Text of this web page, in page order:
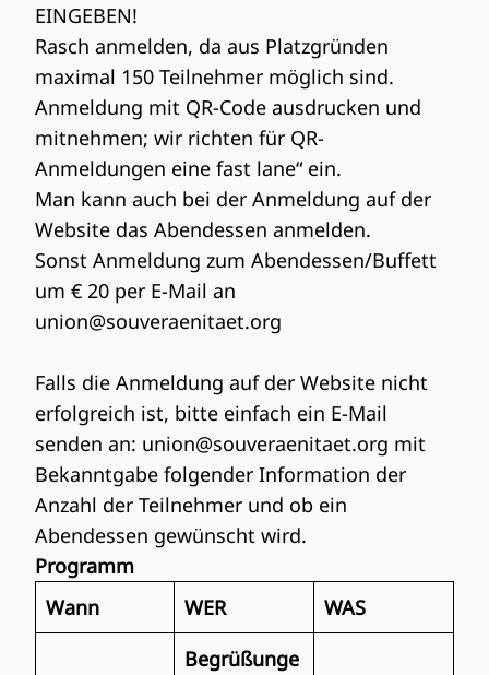
EINGEBEN!
Rasch anmelden, da aus Platzgründen
maximal 150 Teilnehmer möglich sind.
Anmeldung mit QR-Code ausdrucken und
mitnehmen; wir richten für QR-
Anmeldungen eine fast lane“ ein.
Man kann auch bei der Anmeldung auf der
Website das Abendessen anmelden.
Sonst Anmeldung zum Abendessen/Buffett
um € 20 per E-Mail an
union@souveraenitaet.org
Falls die Anmeldung auf der Website nicht
erfolgreich ist, bitte einfach ein E-Mail
senden an: union@souveraenitaet.org mit
Bekanntgabe folgender Information der
Anzahl der Teilnehmer und ob ein
Abendessen gewünscht wird.
Programm
Wann
WER WAS
Begrüßunge